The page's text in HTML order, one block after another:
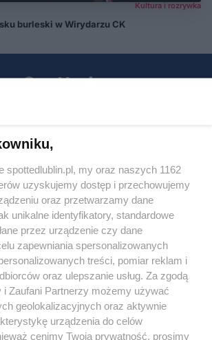
Kultura i rozrywka
burleski w Wirydarzu CK
z treści
spottedlublin.pl, my oraz naszych 1162
uzyskujemy dostęp i przechowujemy
oraz przetwarzamy dane
unikalne identyfikatory, standardowe
przez urządzenie czy dane
zapewniania spersonalizowanych
treści, pomiar reklam i
oraz ulepszanie usług. Za zgodą
Zaufani Partnerzy możemy używać
geolokalizacyjnych oraz aktywnie
urządzenia do celów
cenimy Twoją prywatność, prosimy